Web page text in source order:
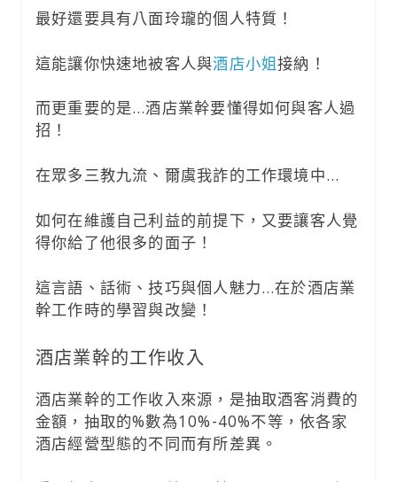
最好還要具有八面玲瓏的個人特質！
這能讓你快速地被客人與酒店小姐接納！
而更重要的是…酒店業幹要懂得如何與客人過
招！
在眾多三教九流、爾虞我詐的工作環境中…
如何在維護自己利益的前提下，又要讓客人覺
得你給了他很多的面子！
這言語、話術、技巧與個人魅力…在於酒店業
幹工作時的學習與改變！
酒店業幹的工作收入
酒店業幹的工作收入來源，是抽取酒客消費的
金額，抽取的%數為10%-40%不等，依各家
酒店經營型態的不同而有所差異。